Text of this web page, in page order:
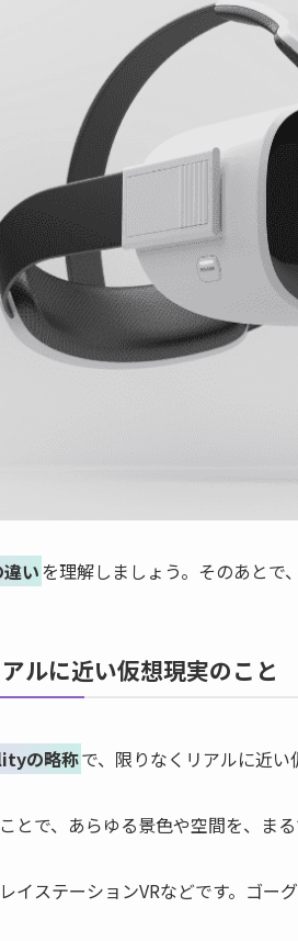
いを理解しましょう。そのあとで
ルに近い仮想現実のこと
の略称で、限りなくリアルに近い
とで、あらゆる景色や空間を、ま
イステーションVRなどです。ゴー